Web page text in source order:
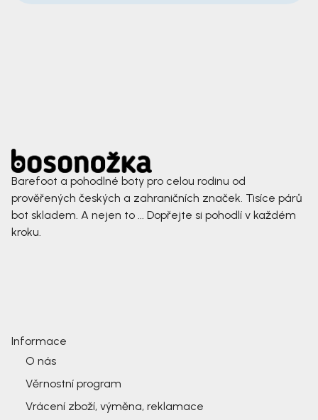
Barefoot a pohodlné boty pro celou rodinu od
prověřených českých a zahraničních značek. Tisíce párů
bot skladem. A nejen to ... Dopřejte si pohodlí v každém
kroku.
Informace
O nás
Věrnostní program
Vrácení zboží, výměna, reklamace